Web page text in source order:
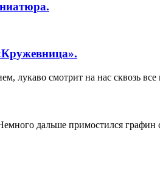
лукаво смотрит на нас сквозь все
дальше примостился графин